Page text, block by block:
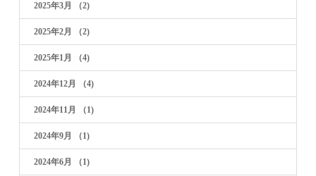
2025年3月 （2)
2025年2月 （2)
2025年1月 （4)
2024年12月 （4)
2024年11月 （1)
2024年9月 （1)
2024年6月 （1)